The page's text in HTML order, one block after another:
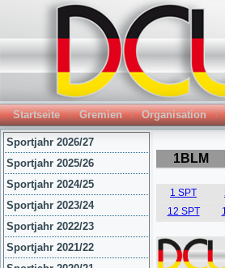
Startseite Gremien Organisation
Sportjahr 2026/27
Sportjahr 2025/26
Sportjahr 2024/25
Sportjahr 2023/24
Sportjahr 2022/23
Sportjahr 2021/22